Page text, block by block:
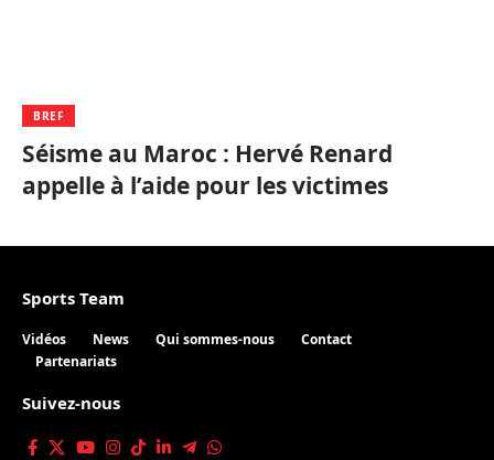
BREF
Séisme au Maroc : Hervé Renard
appelle à l’aide pour les victimes
Sports Team
Vidéos News Qui sommes-nous
Contact
Partenariats
Suivez-nous